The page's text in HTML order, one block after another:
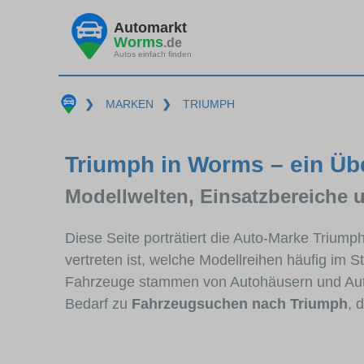
Automarkt
Worms.de
Autos einfach finden
❯ MARKEN ❯ TRIUMPH
Triumph in Worms – ein
Modellwelten, Einsatzbereiche
Diese Seite porträtiert die Auto-Marke
vertreten ist, welche Modellreihen häufig im
Fahrzeuge stammen von Autohäusern und
Bedarf zu Fahrzeugsuchen nach Triumph,